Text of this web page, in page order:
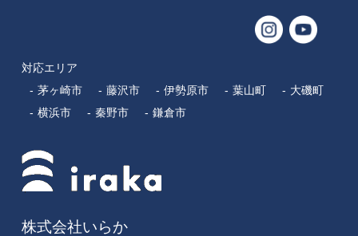
対応エリア
茅ヶ崎市
藤沢市 伊勢原市 葉山町
大磯町
横浜市
秦野市 鎌倉市
株式会社いらか